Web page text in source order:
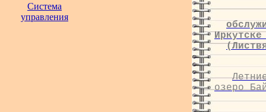
Система
управления
озеро